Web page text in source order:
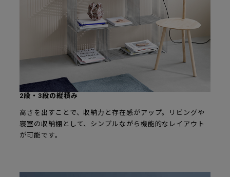
2段・3段の縦積み
高さを出すことで、収納力と存在感がアップ。リビングや
寝室の収納棚として、シンプルながら機能的なレイアウト
が可能です。